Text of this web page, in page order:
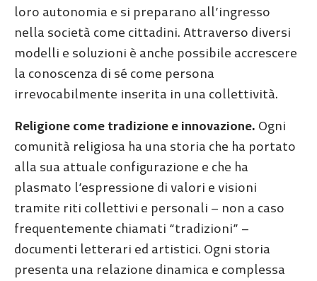
loro autonomia e si preparano all’ingresso
nella società come cittadini. Attraverso diversi
modelli e soluzioni è anche possibile accrescere
la conoscenza di sé come persona
irrevocabilmente inserita in una collettività.
Religione come tradizione e innovazione. Ogni
comunità religiosa ha una storia che ha portato
alla sua attuale configurazione e che ha
plasmato l’espressione di valori e visioni
tramite riti collettivi e personali – non a caso
frequentemente chiamati “tradizioni” –
documenti letterari ed artistici. Ogni storia
presenta una relazione dinamica e complessa